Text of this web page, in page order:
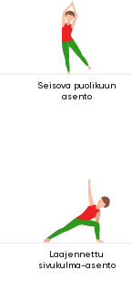
Seisova puolikuun
asento
Laajennettu
sivukulma-asento